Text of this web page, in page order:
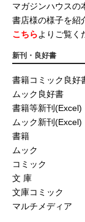
マガジンハウスの
書店様の様子を紹
こちらよりご覧く
新刊・良好書
書籍コミック良好
ムック良好書
書籍等新刊(Excel)
ムック新刊(Excel)
書籍
ムック
コミック
文 庫
文庫コミック
マルチメディア